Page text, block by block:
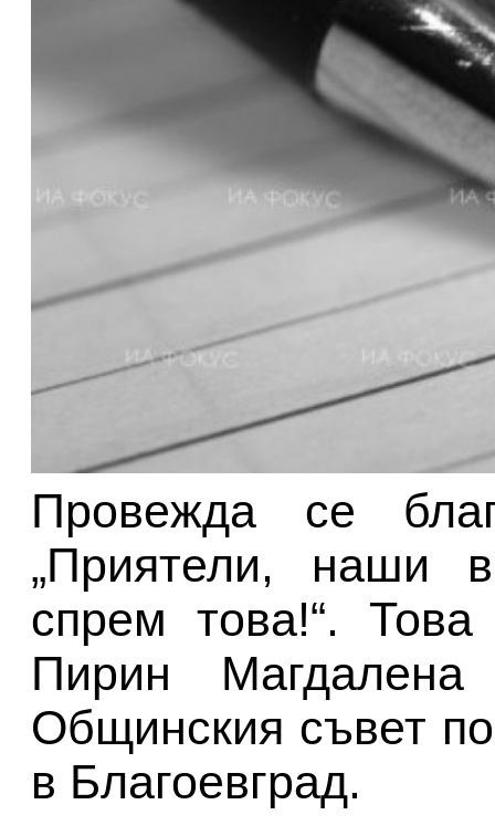
Провежда се
„Приятели, наши
спрем това!“.
Пирин
Общинския съвет
в Благоевград.